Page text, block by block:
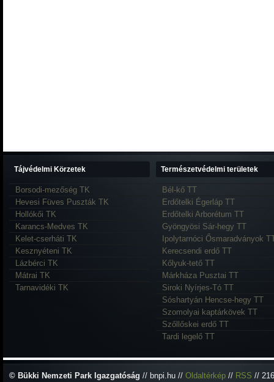
Tájvédelmi Körzetek
Borsodi-mezőség TK
Hevesi Füves Puszták TK
Hollókői TK
Karancs-Medves TK
Kelet-cserháti TK
Kesznyéteni TK
Lázbérci TK
Mátrai TK
Tarnavidéki TK
Természetvédelmi területek
Bél-kő TT
Erdőtelki Égerláp TT
Erdőtelki Arborétum TT
Gyöngyösi Sár-hegy TT
Ipolytarnóci Ősmaradványok
Kerecsendi erdő TT
Kőlyuk-tető TT
Márkháza Pusztai TT
Siroki Nyírjes-Tó TT
Sóshartyán Hencse-hegy TT
Szomolyai kaptárkövek TT
Szőllőskei erdő TT
Tardi legelő TT
© Bükki Nemzeti Park Igazgatóság // bnpi.hu // Oldaltérkép // RSS //